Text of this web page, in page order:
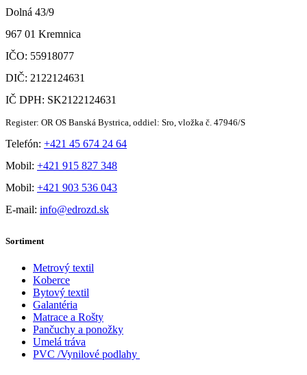
Dolná 43/9
967 01 Kremnica
IČO: 55918077
DIČ: 2122124631
IČ DPH: SK2122124631
Register: OR OS Banská Bystrica, oddiel: Sro, vložka č. 47946/S
Telefón: +421 45 674 24 64
Mobil: +421 915 827 348
Mobil: +421 903 536 043
E-mail: info@edrozd.sk
Sortiment
Metrový textil
Koberce
Bytový textil
Galantéria
Matrace a Rošty
Pančuchy a ponožky
Umelá tráva
PVC /Vynilové podlahy